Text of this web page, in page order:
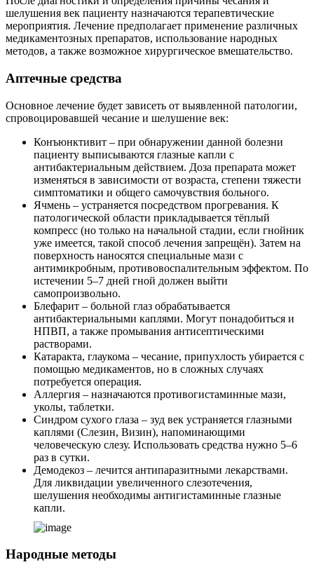
шелушения век пациенту назначаются терапевтические
мероприятия. Лечение предполагает применение различных
медикаментозных препаратов, использование народных
методов, а также возможное хирургическое вмешательство.
Аптечные средства
Основное лечение будет зависеть от выявленной патологии,
спровоцировавшей чесание и шелушение век:
Конъюнктивит – при обнаружении данной болезни
пациенту выписываются глазные капли с
антибактериальным действием. Доза препарата может
изменяться в зависимости от возраста, степени тяжести
симптоматики и общего самочувствия больного.
Ячмень – устраняется посредством прогревания. К
патологической области прикладывается тёплый
компресс (но только на начальной стадии, если гнойник
уже имеется, такой способ лечения запрещён). Затем на
поверхность наносятся специальные мази с
антимикробным, противовоспалительным эффектом. По
истечении 5–7 дней гной должен выйти
самопроизвольно.
Блефарит – больной глаз обрабатывается
антибактериальными каплями. Могут понадобиться и
НПВП, а также промывания антисептическими
растворами.
Катаракта, глаукома – чесание, припухлость убирается с
помощью медикаментов, но в сложных случаях
потребуется операция.
Аллергия – назначаются противогистаминные мази,
уколы, таблетки.
Синдром сухого глаза – зуд век устраняется глазными
каплями (Слезин, Визин), напоминающими
человеческую слезу. Использовать средства нужно 5–6
раз в сутки.
Демодекоз – лечится антипаразитными лекарствами.
Для ликвидации увеличенного слезотечения,
шелушения необходимы антигистаминные глазные
капли.
Народные методы